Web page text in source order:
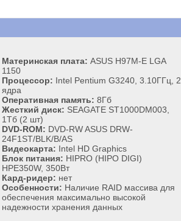
Материнская плата: ASUS H97M-E LGA
1150
Процессор: Intel Pentium G3240, 3.10ГГц, 2
ядра
Оперативная память: 8Гб
Жесткий диск: SEAGATE ST1000DM003,
1Тб (2 шт)
DVD-ROM: DVD-RW ASUS DRW-
24F1ST/BLK/B/AS
Видеокарта: Intel HD Graphics
Блок питания: HIPRO (HIPO DIGI)
HPE350W, 350Вт
Кард-ридер: нет
Особенности: Наличие RAID массива для
обеспечения максимально высокой
надежности хранения данных